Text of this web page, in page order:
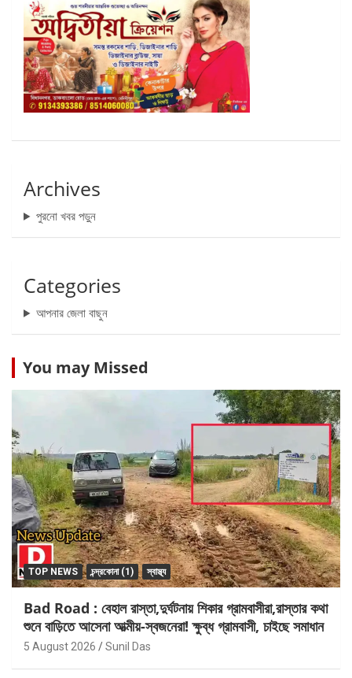
Archives
পুরনো খবর পড়ুন
Categories
আপনার জেলা বাছুন
You may Missed
TOP NEWS চন্দ্রকোনা (1) স্বাস্থ্য
Bad Road : বেহাল রাস্তা,দুর্ঘটনায় শিকার গ্রামবাসীরা,রাস্তার কথা
শুনে বাড়িতে আসেনা আত্মীয়-স্বজনেরা! ক্ষুব্ধ গ্রামবাসী, চাইছে সমাধান
5 August 2026 Sunil Das